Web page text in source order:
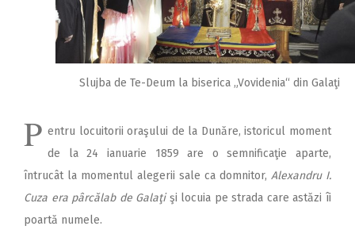
Slujba de Te-Deum la biserica „Vovidenia“ din Galaţi
P entru locuitorii oraşului de la Dunăre, istoricul moment
de la 24 ianuarie 1859 are o semnificaţie aparte,
întrucât la momentul alegerii sale ca domnitor, Alexandru I.
Cuza era pârcălab de Galaţişi locuia pe strada care astăzi îi
poartă numele.